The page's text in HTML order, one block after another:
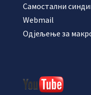
Самостални
Webmail
Одјељење за